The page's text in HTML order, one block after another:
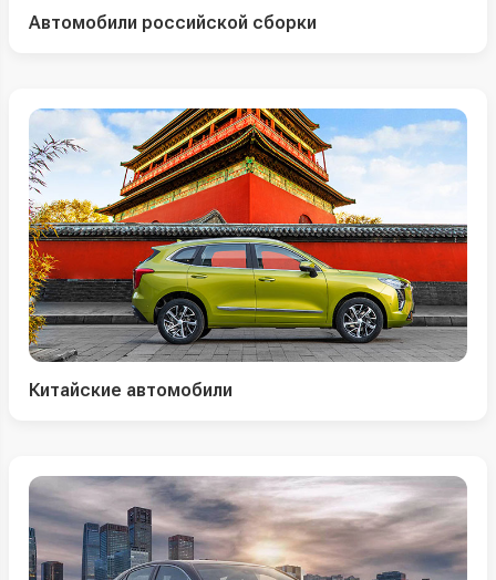
Автомобили российской сборки
Китайские автомобили